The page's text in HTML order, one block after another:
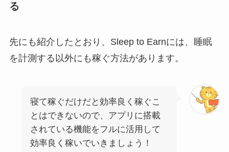
る
先にも紹介したとおり、Sleep to Earnには、睡眠
を計測する以外にも稼ぐ方法があります。
寝て稼ぐだけだと効率良く稼ぐこ
とはできないので、アプリに搭載
されている機能をフルに活用して
効率良く稼いでいきましょう！